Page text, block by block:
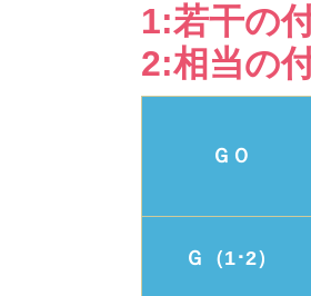
1:若干の
2:相当の
ＧＯ
Ｇ（1･2）